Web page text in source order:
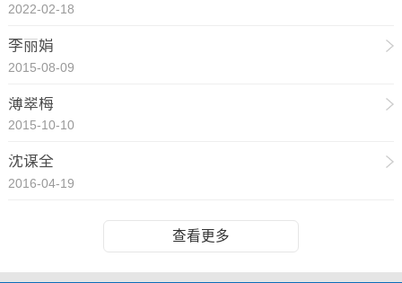
2022-02-18
李丽娟
2015-08-09
薄翠梅
2015-10-10
沈谋全
2016-04-19
查看更多